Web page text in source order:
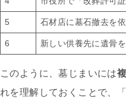
5 石材店に墓石撤去を
6 新しい供養先に遺骨
このように、墓じまいには
れを理解しておくことで、